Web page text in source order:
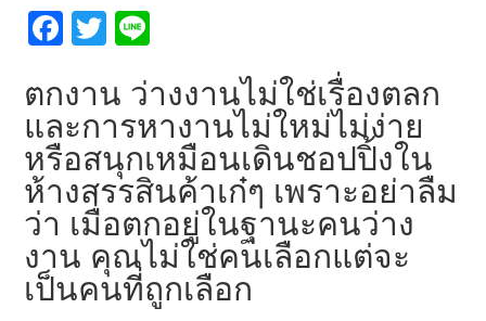
Fa
ce
b
o
o
k
T
wi
tt
er
e
ตกงาน ว่างงานไม่ใช่เรื่องตลก
และการหางานไม่ใหม่ไม่ง่าย
หรือสนุกเหมือนเดินชอปปิ้งใน
ห้างสรรสินค้าเก๋ๆ เพราะอย่าลืม
ว่า เมื่อตกอยู่ในฐานะคนว่าง
งาน คุณไม่ใช่คนเลือกแต่จะ
เป็นคนที่ถูกเลือก